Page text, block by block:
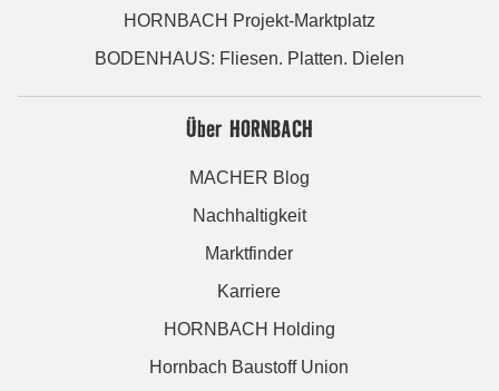
HORNBACH Projekt-Marktplatz
BODENHAUS: Fliesen. Platten. Dielen
Über HORNBACH
MACHER Blog
Nachhaltigkeit
Marktfinder
Karriere
HORNBACH Holding
Hornbach Baustoff Union